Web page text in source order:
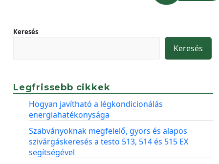
Keresés
Keresés
Legfrissebb cikkek
Hogyan javítható a légkondicionálás
energiahatékonysága
Szabványoknak megfelelő, gyors és alapos
szivárgáskeresés a testo 513, 514 és 515 EX
segítségével